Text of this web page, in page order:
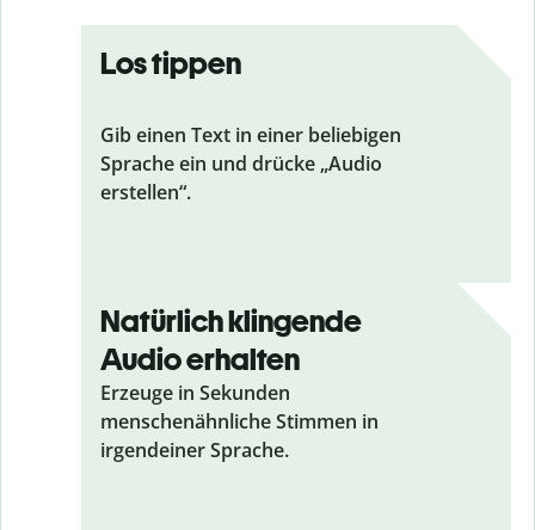
Los tippen
Gib einen Text in einer beliebigen
Sprache ein und drücke „Audio
erstellen“.
Natürlich klingende
Audio erhalten
Erzeuge in Sekunden
menschenähnliche Stimmen in
irgendeiner Sprache.